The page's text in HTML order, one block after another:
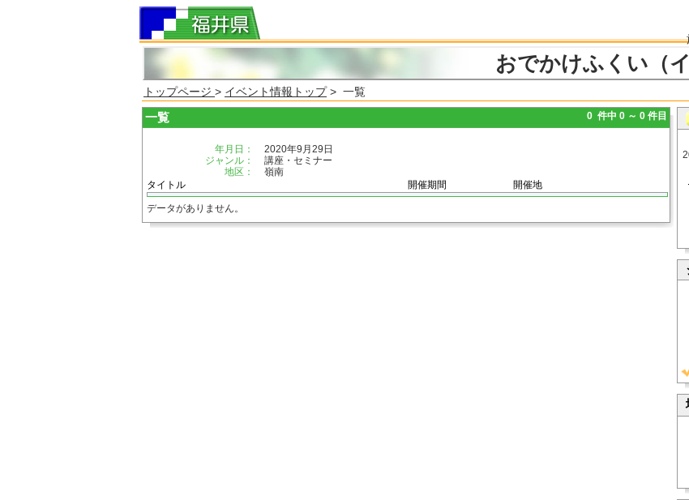
おでかけふくい（
トップページ > イベント情報トップ> 一覧
一覧 0 件中 0 ～ 0 件目
年月日：
2020年9月29日
ジャンル：
講座・セミナー
地区：
嶺南
タイトル
開催期間 開催地
データがありません。